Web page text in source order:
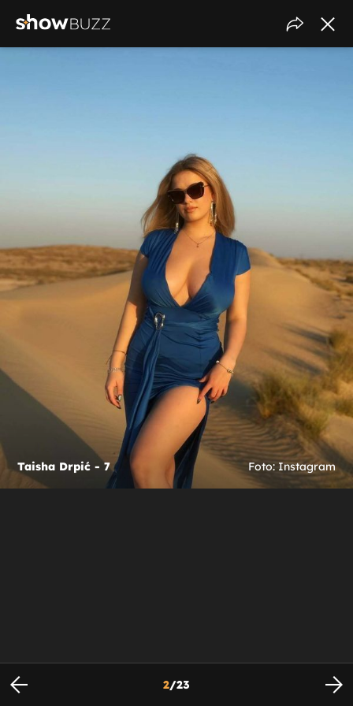
Taisha Drpić - 7 Foto: Instagram
2/23